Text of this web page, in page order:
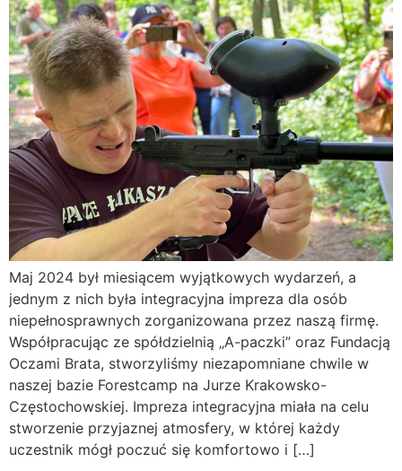
Maj 2024 był miesiącem wyjątkowych wydarzeń, a
jednym z nich była integracyjna impreza dla osób
niepełnosprawnych zorganizowana przez naszą firmę.
Współpracując ze spółdzielnią „A-paczki” oraz Fundacją
Oczami Brata, stworzyliśmy niezapomniane chwile w
naszej bazie Forestcamp na Jurze Krakowsko-
Częstochowskiej. Impreza integracyjna miała na celu
stworzenie przyjaznej atmosfery, w której każdy
uczestnik mógł poczuć się komfortowo i […]